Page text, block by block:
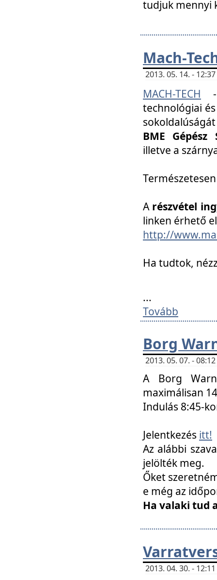
tudjuk mennyi
Mach-
2013. 05. 14. -
MACH-TECH
technológiai
BME
illetve a
A részvétel
linken érhető
http://
Ha tudtok,
...
Tovább
Borg
2013. 05. 07. -
A Borg
maximálisan
Indulás 8:45-
Jelentkezés itt!
Az alábbi
jelölték meg.
Őket
e még az
Ha valaki tud
2013. 04. 30. -